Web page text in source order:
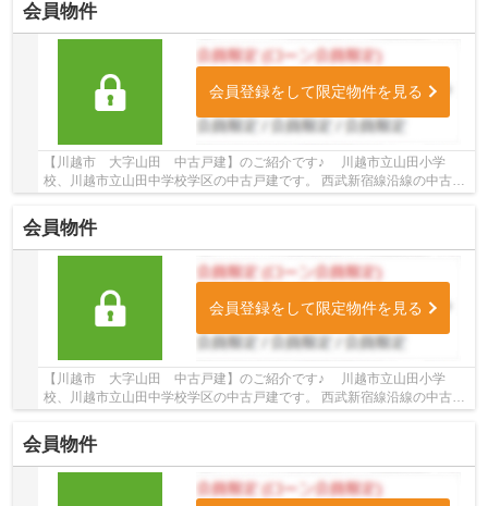
会員物件
会員登録をして限定物件を見る
【川越市 大字山田 中古戸建】のご紹介です♪ 川越市立山田小学
校、川越市立山田中学校学区の中古戸建です。 西武新宿線沿線の中古戸
建♪本川越駅徒歩52分の中古戸建です。 お気軽に...
会員物件
会員登録をして限定物件を見る
【川越市 大字山田 中古戸建】のご紹介です♪ 川越市立山田小学
校、川越市立山田中学校学区の中古戸建です。 西武新宿線沿線の中古戸
建♪本川越駅徒歩43分の中古戸建です。 お気軽に...
会員物件